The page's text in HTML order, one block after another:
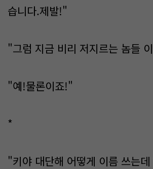
습니다.제발!"
"그럼 지금 비리 저지르는 놈들
"예!물론이죠!"
*
"키야 대단해 어떻게 이름 쓰는